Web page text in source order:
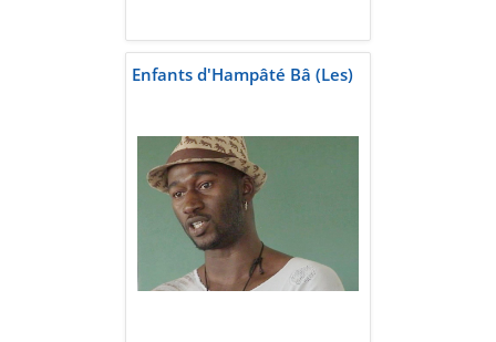
Enfants d'Hampâté Bâ (Les)